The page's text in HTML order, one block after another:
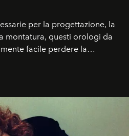
per la progettazione, la
montatura, questi orologi da
facile perdere la